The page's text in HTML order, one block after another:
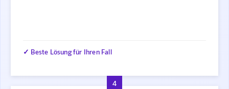
✓ Beste Lösung für Ihren Fall
4